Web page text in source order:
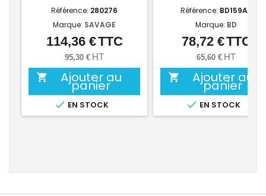
Référence: 280276
Marque: SAVAGE
Prix
114,36 €TTC
95,30 € HT
 Ajouter au
panier
 EN STOCK
Référence: BD159A2
Marque: BD
Prix
78,72 €TTC
65,60 € HT
 Ajouter au
panier
 EN STOCK